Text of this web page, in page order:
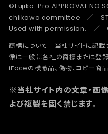
©Fujiko-Pro APPROVAL
chiikawa committee ／
Used with permission. ／
商標について 当社サイトに記載
像は一般に各社の商標または登録
iFaceの模倣品、偽物、コピー商品
※当社サイト内の文章・画
よび複製を固く禁じます。